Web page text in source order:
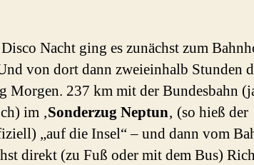
Nacht ging es zunächst zum
von dort dann zweieinhalb Stunden
Morgen. 237 km mit der Bundesbahn
im ‚Sonderzug Neptun‚ (so hieß der
„auf die Insel“ – und dann vom
direkt (zu Fuß oder mit dem Bus)